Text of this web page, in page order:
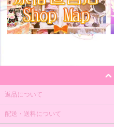
返品について
配送・送料について